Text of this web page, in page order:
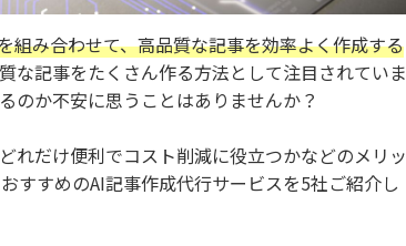
組み合わせて、高品質な記事を効率よく作成する
な記事をたくさん作る方法として注目されていま
のか不安に思うことはありませんか？
れだけ便利でコスト削減に役立つかなどのメリッ
すすめのAI記事作成代行サービスを5社ご紹介し